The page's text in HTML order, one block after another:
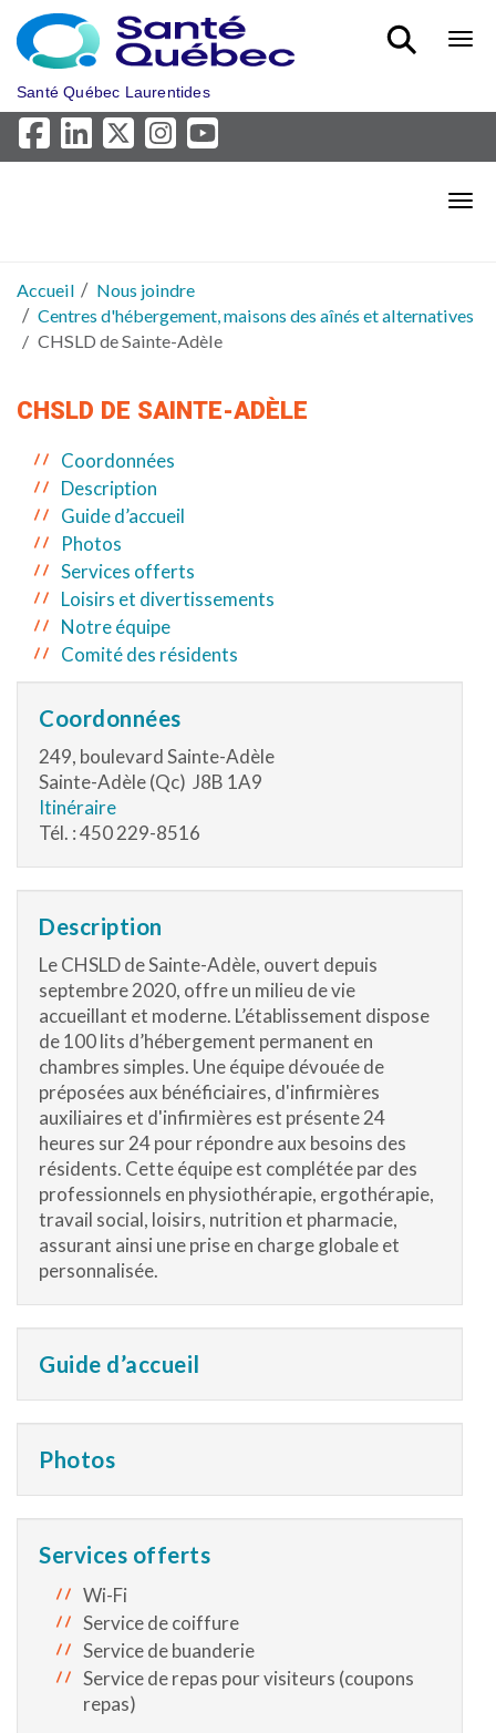
Aller au menu principal
Santé Québec Laurentides
Accueil
Nous joindre
Centres d'hébergement, maisons des aînés et alternatives
CHSLD de Sainte-Adèle
CHSLD DE SAINTE-ADÈLE
Coordonnées
Description
Guide d’accueil
Photos
Services offerts
Loisirs et divertissements
Notre équipe
Comité des résidents
Coordonnées
249, boulevard Sainte-Adèle
Sainte-Adèle (Qc) J8B 1A9
Itinéraire
Tél. : 450 229-8516
Description
Le CHSLD de Sainte-Adèle, ouvert depuis
septembre 2020, offre un milieu de vie
accueillant et moderne. L’établissement dispose
de 100 lits d’hébergement permanent en
chambres simples. Une équipe dévouée de
préposées aux bénéficiaires, d'infirmières
auxiliaires et d'infirmières est présente 24
heures sur 24 pour répondre aux besoins des
résidents. Cette équipe est complétée par des
professionnels en physiothérapie, ergothérapie,
travail social, loisirs, nutrition et pharmacie,
assurant ainsi une prise en charge globale et
personnalisée.
Guide d’accueil
Photos
Services offerts
Wi-Fi
Service de coiffure
Service de buanderie
Service de repas pour visiteurs (coupons
repas)